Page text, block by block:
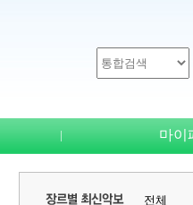
| 마이